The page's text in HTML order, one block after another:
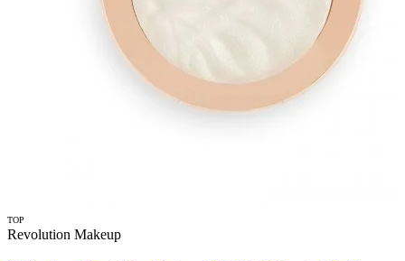
TOP
Revolution Makeup